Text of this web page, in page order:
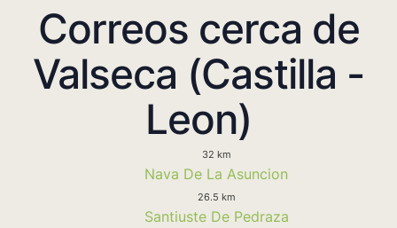
Correos cerca de
Valseca (Castilla -
Leon)
32 km
Nava De La Asuncion
26.5 km
Santiuste De Pedraza